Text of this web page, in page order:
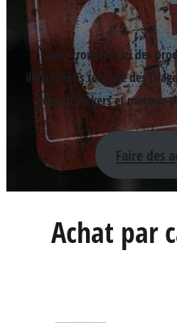
Vous trouverez ici des
illustrations tels que des
voeux (stickers et marque-
Faire des
Achat par